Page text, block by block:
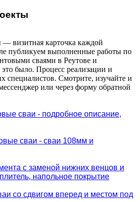
— визитная карточка каждой
публикуем выполненные работы по
сваями в Реутове и
было. Процесс реализации и
специалистов. Смотрите, изучайте и
или через форму обратной
сваи - подробное описание,
сваи - сваи 108мм и
с заменой нижних венцов и
напольное покрытие
со сдвигом вперед и местом под